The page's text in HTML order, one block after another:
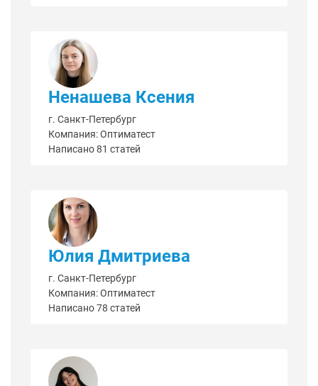
Ненашева Ксения
г. Санкт-Петербург
Компания: Оптиматест
Написано 81 статей
Юлия Дмитриева
г. Санкт-Петербург
Компания: Оптиматест
Написано 78 статей